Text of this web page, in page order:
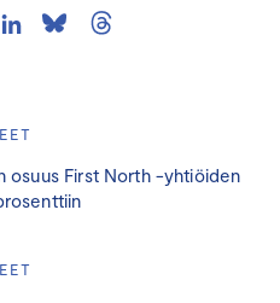
osuus First North -yhtiöiden